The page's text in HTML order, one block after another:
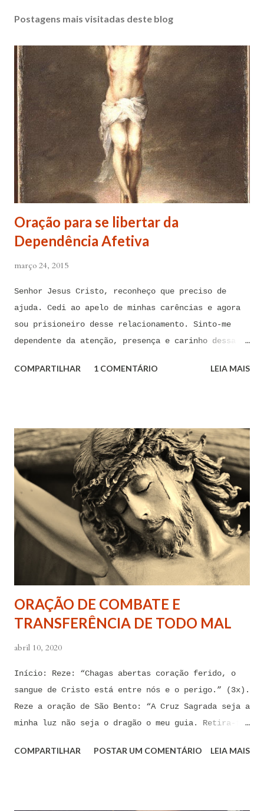
Postagens mais visitadas deste blog
Oração para se libertar da
Dependência Afetiva
março 24, 2015
Senhor Jesus Cristo, reconheço que preciso de
ajuda. Cedi ao apelo de minhas carências e agora
sou prisioneiro desse relacionamento. Sinto-me
dependente da atenção, presença e carinho dessa
para me libertar da influência dessas tentações. A
tentação me venceu. E confesso a minha culpa por
ter cedido às suas insinuações me deixando
envolver. Mas, neste momento, eu me agarro com
todas as minhas forças ao poder de Tua Santa Cruz.
Jesus, eu suplico que o Senhor ordene a todas as
forças espirituais malignas que me amarram e
atormentam por meio desses sentimentos para que se
afastem de mim juntamente com todas as suas
tentações. Senhor Jesus, a partir de agora eu não
de impotência, de apego, de escravidão
sentimental, de devassidão, de adultério, de
COMPARTILHAR 1 COMENTÁRIO LEIA MAIS
ORAÇÃO DE COMBATE E
TRANSFERÊNCIA DE TODO MAL
abril 10, 2020
Início: Reze: “Chagas abertas coração ferido, o
sangue de Cristo está entre nós e o perigo.” (3x).
Reze a oração de São Bento: “A Cruz Sagrada seja a
minha luz não seja o dragão o meu guia. Retira-te
que me ofereces, bebe tu mesmo o teu veneno.” Reze
COMPARTILHAR POSTAR UM COMENTÁRIO LEIA MAIS